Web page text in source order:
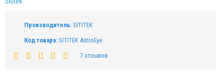
Производитель: SITITEK
Код товара: SITITEK AstroEye
7 отзывов